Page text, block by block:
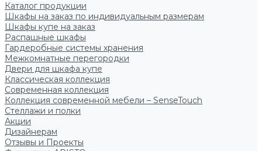
Каталог продукции
Шкафы на заказ по индивидуальным размерам
Шкафы купе на заказ
Распашные шкафы
Гардеробные системы хранения
Межкомнатные перегородки
Двери для шкафа купе
Классическая коллекция
Современная коллекция
Коллекция современной мебели – SenseTouch
Стеллажи и полки
Акции
Дизайнерам
Отзывы и Проекты